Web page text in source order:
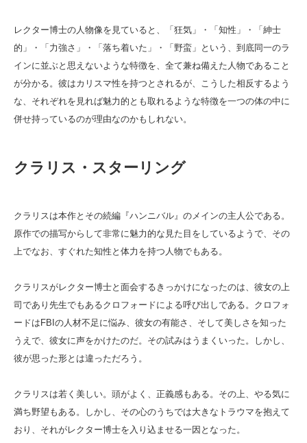
レクター博士の人物像を見ていると、「狂気」・「知性」・「紳士
的」・「力強さ」・「落ち着いた」・「野蛮」という、到底同一のラ
インに並ぶと思えないような特徴を、全て兼ね備えた人物であること
が分かる。彼はカリスマ性を持つとされるが、こうした相反するよう
な、それぞれを見れば魅力的とも取れるような特徴を一つの体の中に
併せ持っているのが理由なのかもしれない。
クラリス・スターリング
クラリスは本作とその続編『ハンニバル』のメインの主人公である。
原作での描写からして非常に魅力的な見た目をしているようで、その
上でなお、すぐれた知性と体力を持つ人物でもある。
クラリスがレクター博士と面会するきっかけになったのは、彼女の上
司であり先生でもあるクロフォードによる呼び出しである。クロフォ
ードはFBIの人材不足に悩み、彼女の有能さ、そして美しさを知った
うえで、彼女に声をかけたのだ。その試みはうまくいった。しかし、
彼が思った形とは違っただろう。
クラリスは若く美しい。頭がよく、正義感もある。その上、やる気に
満ち野望もある。しかし、その心のうちでは大きなトラウマを抱えて
おり、それがレクター博士を入り込ませる一因となった。